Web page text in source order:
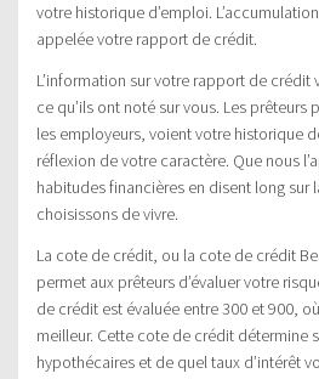
votre historique d’emploi.
appelée votre rapport de crédit.
L’information sur votre rapport de crédit
ce qu’ils ont noté sur vous. Les
les employeurs, voient votre historique
réflexion de votre caractère. Que nous
habitudes financières en disent long sur
choisissons de vivre.
La cote de crédit, ou la cote de crédit
permet aux prêteurs d’évaluer votre
de crédit est évaluée entre 300 et 900,
meilleur. Cette cote de crédit détermine
hypothécaires et de quel taux d’intérêt